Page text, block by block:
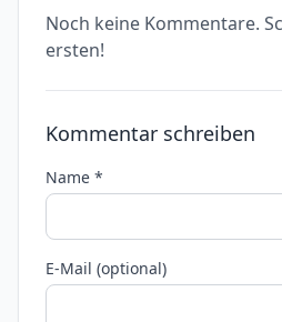
Noch keine Kommentare.
ersten!
Kommentar schreiben
Name *
E-Mail (optional)